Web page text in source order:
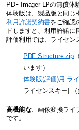
PDF Imager-LPの無償体
体験版は、製品版と同じ
利用許諾契約書をご確認
ドしますと、利用許諾に
評価利用では、ライセン
PDF Structure.zip
います）
体験版(評価)用 ラ
ライセンスキー]
高機能な 、画像変換ライ
です。